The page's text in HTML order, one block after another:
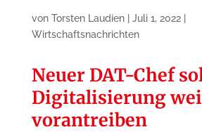
von Torsten Laudien| Juli 1, 2022|
Wirtschaftsnachrichten
Neuer DAT-Chef
Digitalisierung
vorantreiben